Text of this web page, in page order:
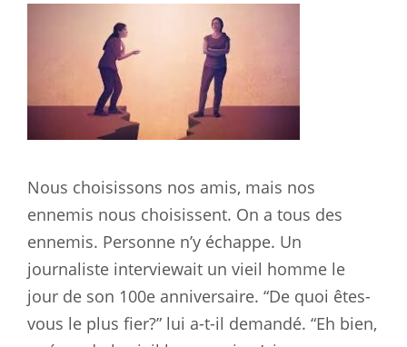
Nous choisissons nos amis, mais nos
ennemis nous choisissent. On a tous des
ennemis. Personne n’y échappe. Un
journaliste interviewait un vieil homme le
jour de son 100e anniversaire. “De quoi êtes-
vous le plus fier?” lui a-t-il demandé. “Eh bien,